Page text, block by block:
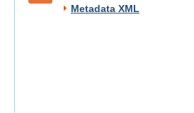
Metadata XML